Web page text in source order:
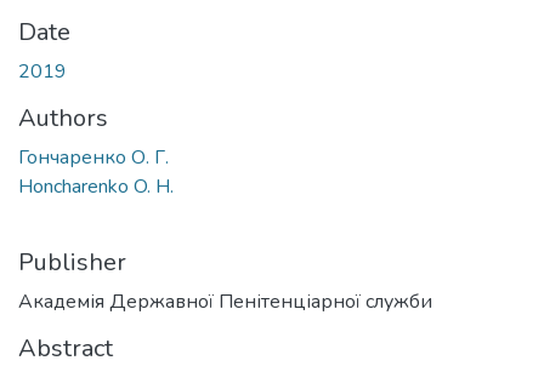
Date
2019
Authors
Гончаренко О. Г.
Honcharenko O. H.
Publisher
Академія Державної Пенітенціарної служби
Abstract